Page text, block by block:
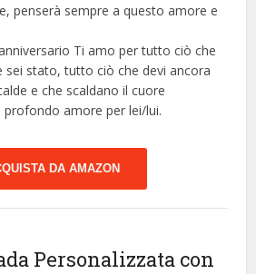
penserà sempre a questo amore e
Ti amo per tutto ciò che
sei stato, tutto ciò che devi ancora
e che scaldano il cuore
amore per lei/lui.
DA AMAZON
Personalizzata con